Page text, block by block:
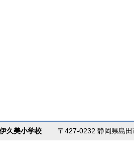
久美小学校 〒427-0232 静岡県島